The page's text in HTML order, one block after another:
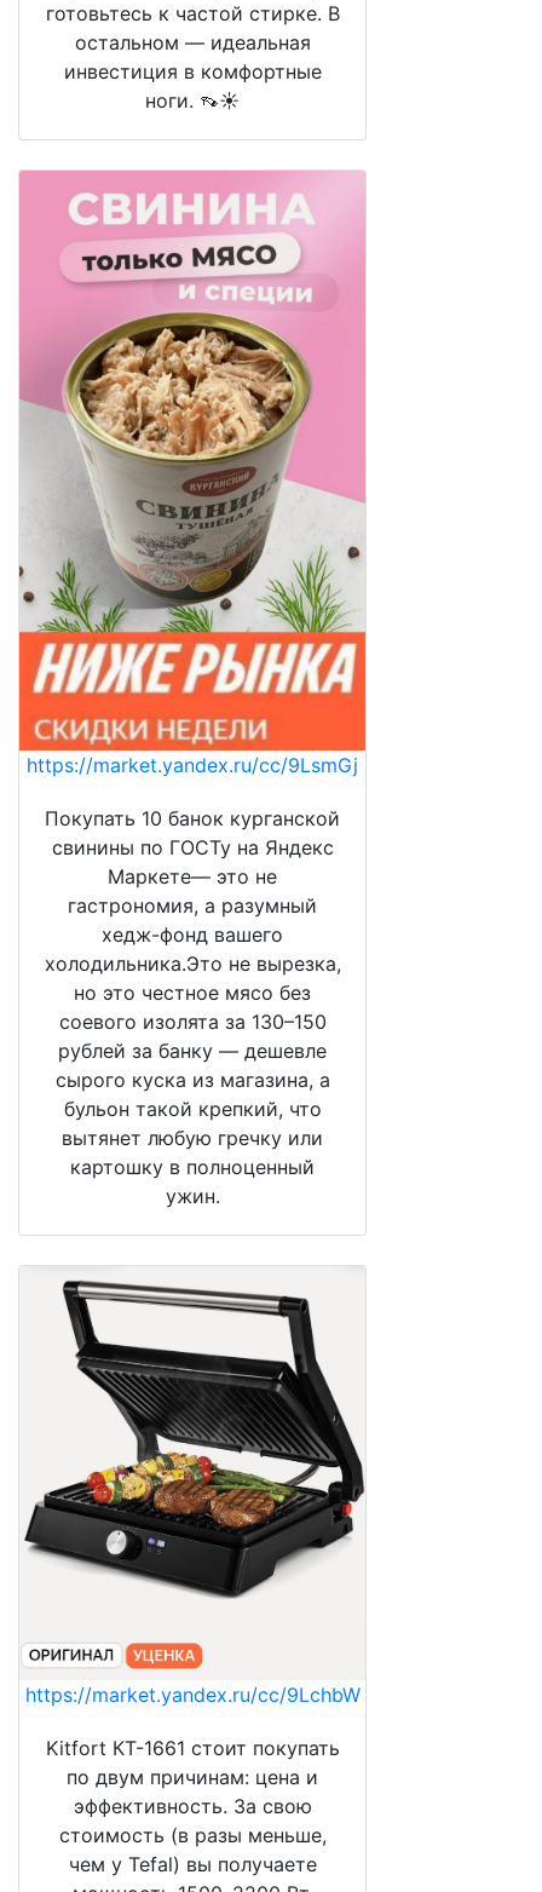
готовьтесь к частой стирке. В
остальном — идеальная
инвестиция в комфортные
ноги. 👡☀️
https://market.yandex.ru/cc/9LsmGj
Покупать 10 банок курганской
свинины по ГОСТу на Яндекс
Маркете— это не
гастрономия, а разумный
хедж-фонд вашего
холодильника.Это не вырезка,
но это честное мясо без
соевого изолята за 130–150
рублей за банку — дешевле
сырого куска из магазина, а
бульон такой крепкий, что
вытянет любую гречку или
картошку в полноценный
ужин.
https://market.yandex.ru/cc/9LchbW
Kitfort КТ-1661 стоит покупать
по двум причинам: цена и
эффективность. За свою
стоимость (в разы меньше,
чем у Tefal) вы получаете